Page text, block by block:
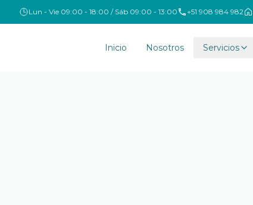
Lun - Vie 09:00 - 18:00 / Sáb 09:00 - 13:00 +51 908 984 982
Inicio Nosotros Servicios